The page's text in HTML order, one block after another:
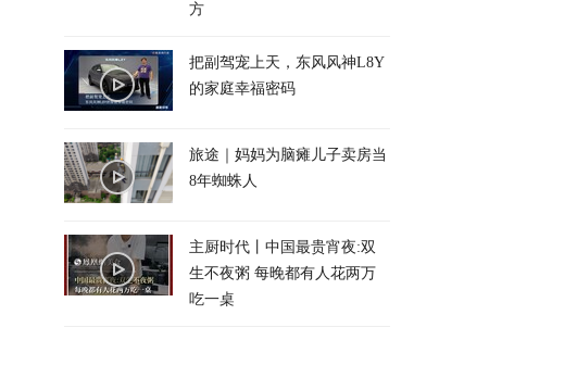
方
把副驾宠上天，东风风神L8Y
的家庭幸福密码
旅途｜妈妈为脑瘫儿子卖房当
8年蜘蛛人
主厨时代丨中国最贵宵夜:双
生不夜粥 每晚都有人花两万
吃一桌